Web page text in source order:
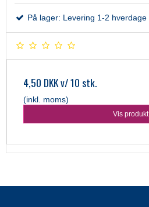
På lager: Levering 1-2 hverdage
4,50 DKKv/ 10 stk.
(inkl. moms)
Vis produkt